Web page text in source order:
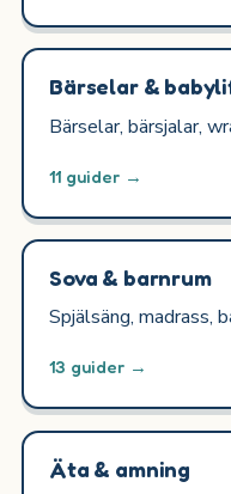
Bärselar &
Bärselar, bärsjalar,
11 guider →
Sova & barnrum
Spjälsäng, madrass,
13 guider →
Äta & amning